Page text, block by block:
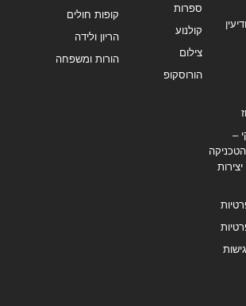
–
ספרות
קולנוע
צילום
הורוסקופ
קופות חולים
הריון ולידה
הורות ומשפחה